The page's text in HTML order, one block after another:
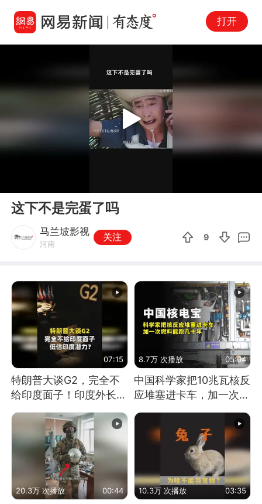
打开
Play
这下不是完蛋了吗
马兰坡影视
河南
关注 9
07:15
特朗普大谈G2，完全不
给印度面子！印度外长：
低估印度潜力
8.7万 次播放 05:04
中国科学家把10兆瓦核反
应堆塞进卡车，加一次燃
料能跑几十年
20.3万 次播放 00:44 10.3万 次播放 03:35